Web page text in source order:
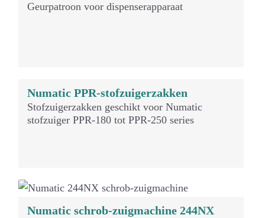
Geurpatroon voor dispenserapparaat
Numatic PPR-stofzuigerzakken
Stofzuigerzakken geschikt voor Numatic
stofzuiger PPR-180 tot PPR-250 series
Numatic schrob-zuigmachine 244NX